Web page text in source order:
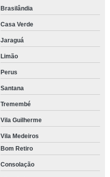
Brasilândia
Casa Verde
Jaraguá
Limão
Perus
Santana
Tremembé
Vila Guilherme
Vila Medeiros
Bom Retiro
Consolação